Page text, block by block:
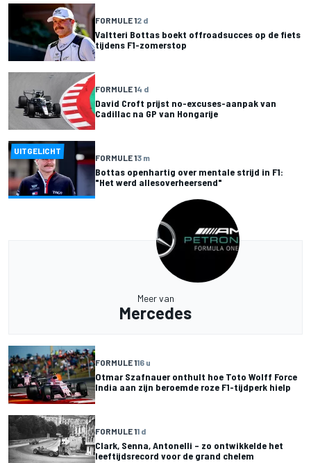
FORMULE 12 d
Valtteri Bottas boekt offroadsucces op de fiets
tijdens F1-zomerstop
FORMULE 14 d
David Croft prijst no-excuses-aanpak van
Cadillac na GP van Hongarije
UITGELICHT
FORMULE 13 m
Bottas openhartig over mentale strijd in F1:
"Het werd allesoverheersend"
Meer van
Mercedes
FORMULE 116 u
Otmar Szafnauer onthult hoe Toto Wolff Force
India aan zijn beroemde roze F1-tijdperk hielp
FORMULE 11 d
Clark, Senna, Antonelli – zo ontwikkelde het
leeftijdsrecord voor de grand chelem